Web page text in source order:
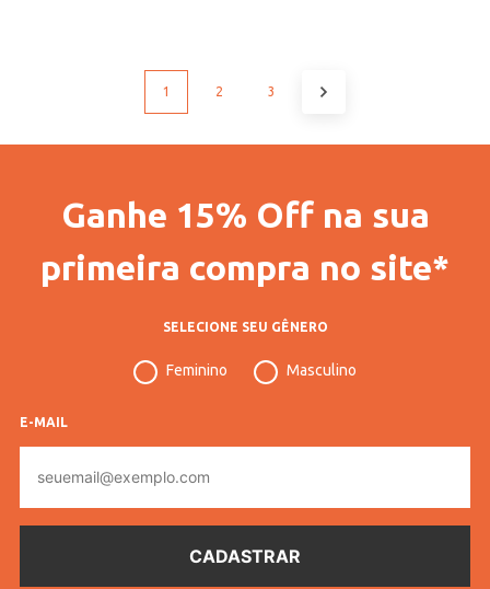
1 2 3
Ganhe 15% Off na sua
primeira compra no site*
SELECIONE SEU GÊNERO
Feminino Masculino
E-MAIL
mail